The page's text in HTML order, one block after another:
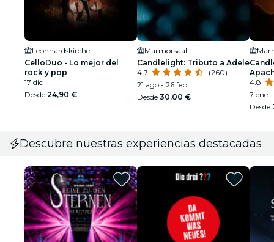
Leonhardskirche
CelloDuo - Lo mejor del
rock y pop
17 dic
Desde 24,90 €
Marmorsaal
Candlelight: Tributo a Adele
4.7
(260)
21 ago - 26 feb
Desde 30,00 €
4.8
7 ene
Desde
Descubre nuestras experiencias destacadas